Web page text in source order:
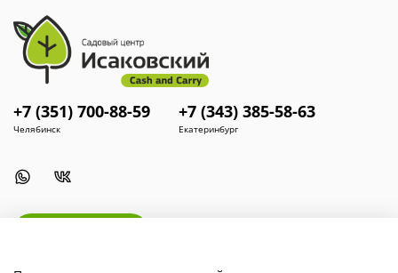
+7 (351) 700-88-59
Челябинск
+7 (343) 385-58-63
Екатеринбург